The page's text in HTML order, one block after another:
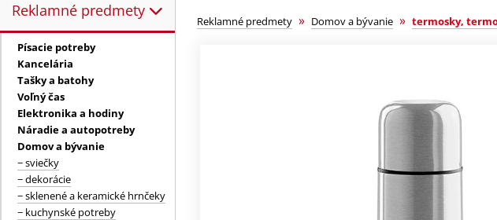
Reklamné predmety
Reklamné predmety:
Písacie potreby
Kancelária
Tašky a batohy
Voľný čas
Elektronika a hodiny
Náradie a autopotreby
Domov a bývanie
− sviečky
− dekorácie
− sklenené a keramické hrnčeky
− kuchynské potreby
Reklamné predmety » Domov a bývanie » termosky,